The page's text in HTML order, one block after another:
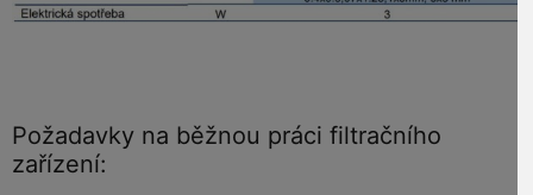
Požadavky na běžnou práci filtračního
zařízení: